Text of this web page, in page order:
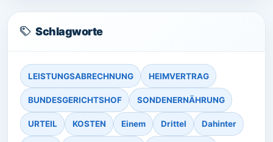
Schlagworte
LEISTUNGSABRECHNUNG HEIMVERTRAG
BUNDESGERICHTSHOF SONDENERNÄHRUNG
URTEIL KOSTEN Einem Drittel Dahinter